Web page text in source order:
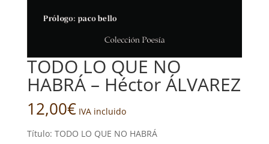
TODO LO QUE NO
HABRÁ – Héctor ÁLVAREZ
12,00€ IVA incluido
Título: TODO LO QUE NO HABRÁ